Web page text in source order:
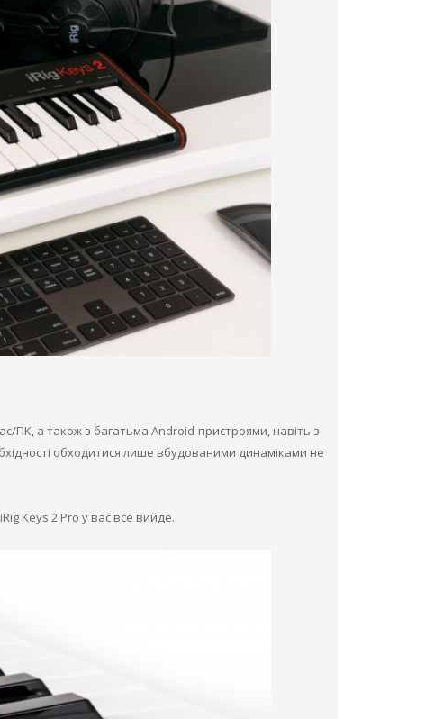
ПК, а також з багатьма Android-пристроями, навіть з
обходитися лише вбудованими динаміками не
Keys 2 Pro у вас все вийде.